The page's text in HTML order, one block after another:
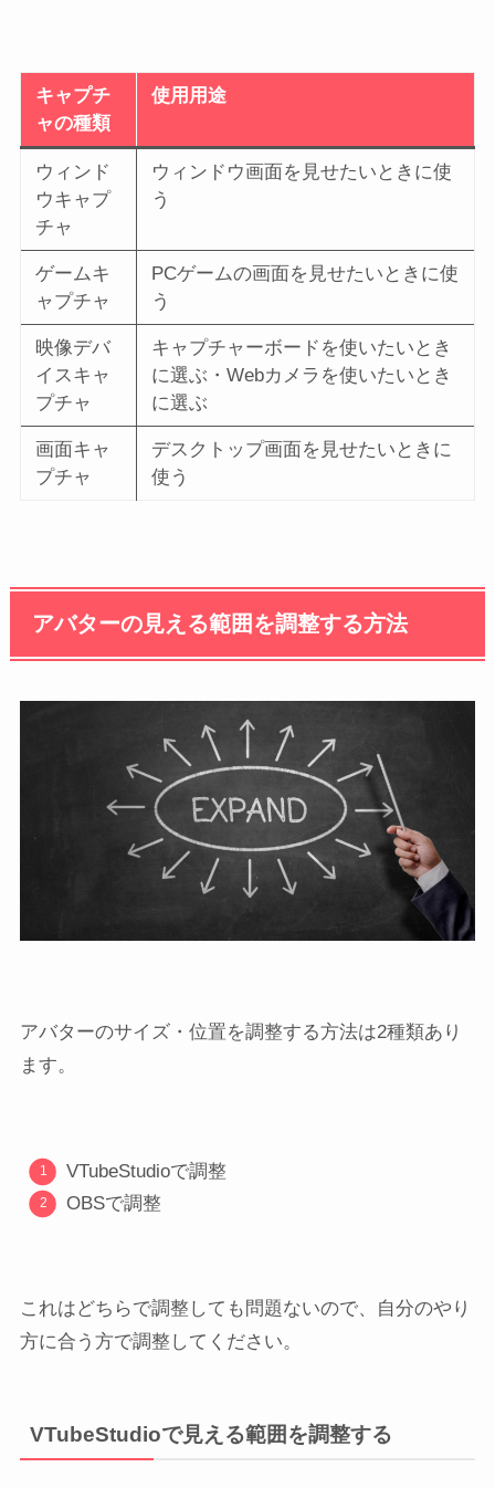
キャプチ
ャの種類
使用用途
ウィンド
ウキャプ
チャ
ウィンドウ画面を見せたいときに使
う
ゲームキ
ャプチャ
PCゲームの画面を見せたいときに使
う
映像デバ
イスキャ
プチャ
キャプチャーボードを使いたいとき
に選ぶ・Webカメラを使いたいとき
に選ぶ
画面キャ
プチャ
デスクトップ画面を見せたいときに
使う
アバターの見える範囲を調整する方法
アバターのサイズ・位置を調整する方法は2種類あり
ます。
VTubeStudioで調整
OBSで調整
これはどちらで調整しても問題ないので、自分のやり
方に合う方で調整してください。
VTubeStudioで見える範囲を調整する